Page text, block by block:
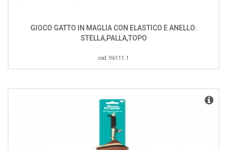
GIOCO GATTO IN MAGLIA CON ELASTICO E ANELLO:
STELLA,PALLA,TOPO
cod. 96111.1